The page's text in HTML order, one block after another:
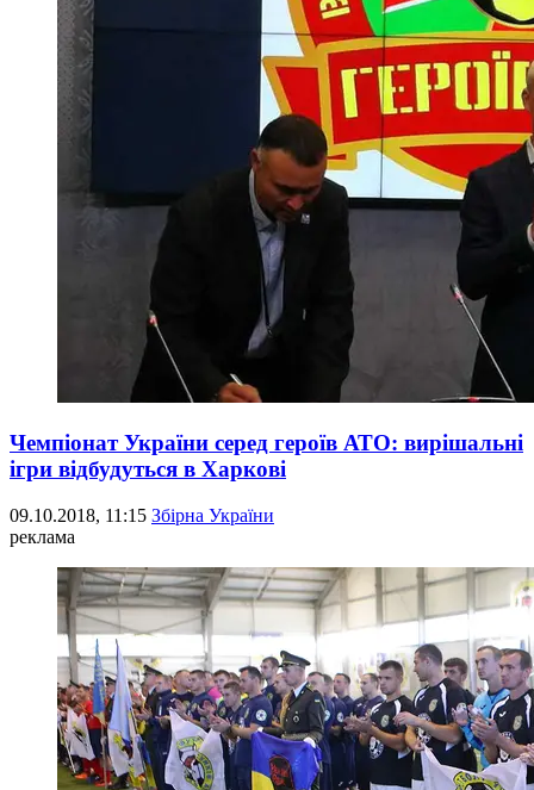
Чемпіонат України серед героїв АТО: вирішальні
ігри відбудуться в Харкові
09.10.2018, 11:15 Збірна України
реклама